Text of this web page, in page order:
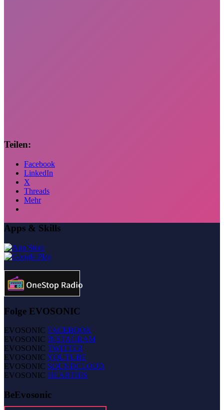
Teilen:
Facebook
LinkedIn
X
Threads
Mehr
Apps & Skills
Folge EVOSONIC
EVOSONIC FACEBOOK
EVOSONIC INSTAGRAM
EVOSONIC TWITTER
EVOSONIC YOUTUBE
EVOSONIC SOUNDCLOUD
EVOSONIC HEARTHIS
BeEvosonic